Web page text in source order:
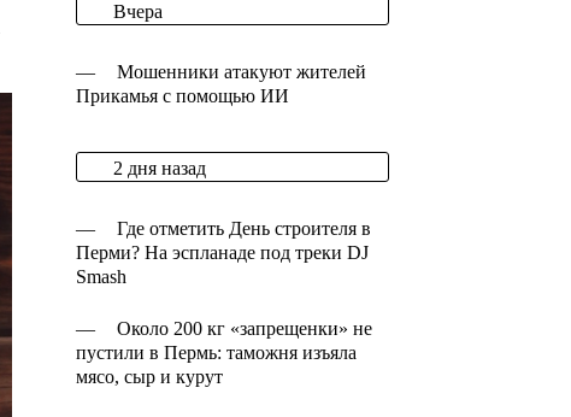
Вчера
—
Мошенники атакуют жителей
Прикамья с помощью ИИ
2 дня назад
—
Где отметить День строителя в
Перми? На эспланаде под треки DJ
Smash
—
Около 200 кг «запрещенки» не
пустили в Пермь: таможня изъяла
мясо, сыр и курут